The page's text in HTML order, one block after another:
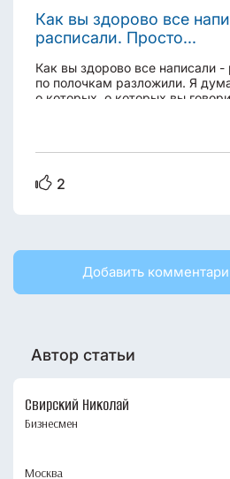
Как вы здорово все
расписали. Просто...
Как вы здорово все написали -
по полочкам разложили. Я
о которых, о которых вы
помогут действительно
обширном рынке жилья,
2
Добавить
Автор статьи
Свирский Николай
Бизнесмен
Москва